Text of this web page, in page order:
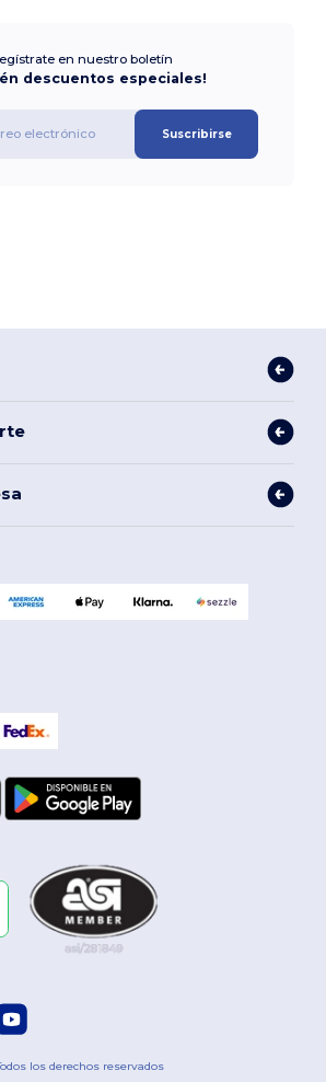
en nuestro boletín
descuentos especiales!
Suscribirse
los derechos reservados